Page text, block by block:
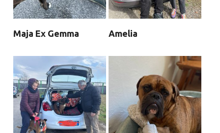
Maja Ex Gemma Amelia